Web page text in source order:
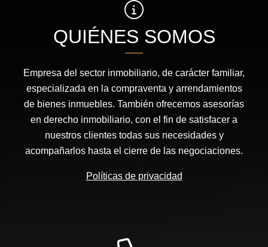
QUIÉNES SOMOS
Empresa del sector inmobiliario, de carácter familiar,
especializada en la compraventa y arrendamientos
de bienes inmuebles. También ofrecemos asesorías
en derecho inmobiliario, con el fin de satisfacer a
nuestros clientes todas sus necesidades y
acompañarlos hasta el cierre de las negociaciones.
Políticas de privacidad